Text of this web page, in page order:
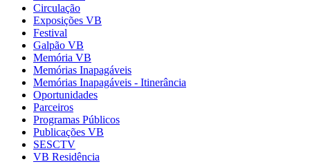
Circulação
Exposições VB
Festival
Galpão VB
Memória VB
Memórias Inapagáveis
Memórias Inapagáveis - Itinerância
Oportunidades
Parceiros
Programas Públicos
Publicações VB
SESCTV
VB Residência